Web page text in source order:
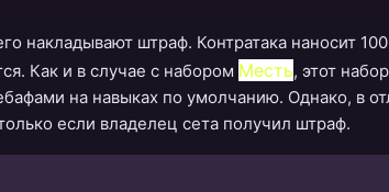
накладывают штраф. Контратака наносит
Как и в случае с набором Месть, этот
на навыках по умолчанию. Однако, в
если владелец сета получил штраф.